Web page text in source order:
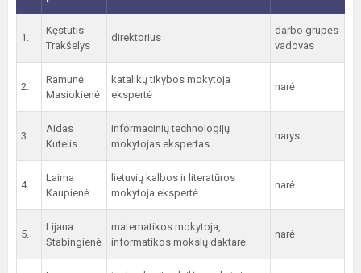
1.
Kęstutis
Trakšelys
direktorius
darbo grupės
vadovas
2.
Ramunė
Masiokienė
katalikų tikybos mokytoja
ekspertė
narė
3.
Aidas
Kutelis
informacinių technologijų
mokytojas ekspertas
narys
4.
Laima
Kaupienė
lietuvių kalbos ir literatūros
mokytoja ekspertė
narė
5.
Lijana
Stabingienė
matematikos mokytoja,
informatikos mokslų daktarė
narė